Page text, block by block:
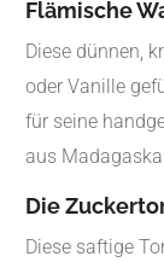
Flämische
Diese dünnen,
oder Vanille
für seine
aus
Die
Diese saftige